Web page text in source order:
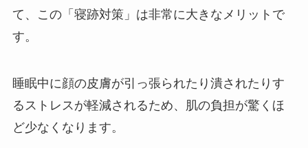
て、この「寝跡対策」は非常に大きなメリットで
す。
睡眠中に顔の皮膚が引っ張られたり潰されたりす
るストレスが軽減されるため、肌の負担が驚くほ
ど少なくなります。